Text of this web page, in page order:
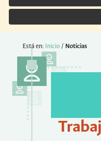
Está en: Inicio / Noticias